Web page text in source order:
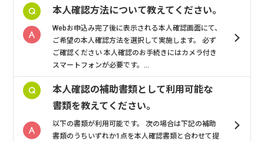
本人確認方法について教えてください。
Webお申込み完了後に表示される本人確認画面にて、
ご希望の本人確認方法を選択して実施します。 必ず
ご確認ください 本人確認のお手続きにはカメラ付き
スマートフォンが必要です。...
本人確認の補助書類として利用可能な
書類を教えてください。
以下の書類が利用可能です。 次の場合は下記の補助
書類のうちいずれか1点を本人確認書類と合わせて提